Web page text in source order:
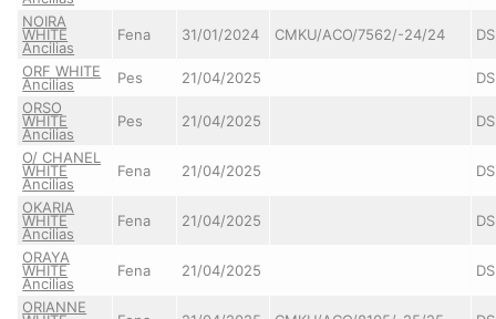
NOIRA
WHITE
Ancilias
Fena 31/01/2024 CMKU/ACO/7562/-24/24 DS
ORF WHITE
Ancilias Pes 21/04/2025
DS
ORSO
WHITE
Ancilias
Pes 21/04/2025 DS
O/ CHANEL
WHITE
Ancilias
Fena 21/04/2025 DS
OKARIA
WHITE
Ancilias
Fena 21/04/2025 DS
ORAYA
WHITE
Ancilias
Fena 21/04/2025 DS
ORIANNE